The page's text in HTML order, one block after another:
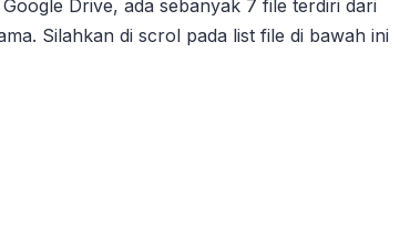
Drive, ada sebanyak 7 file terdiri dari
Silahkan di scrol pada list file di bawah ini